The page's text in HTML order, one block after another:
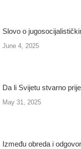
Slovo o
June 4, 2025
Da li Svijetu stvarno
May 31, 2025
Između obreda i